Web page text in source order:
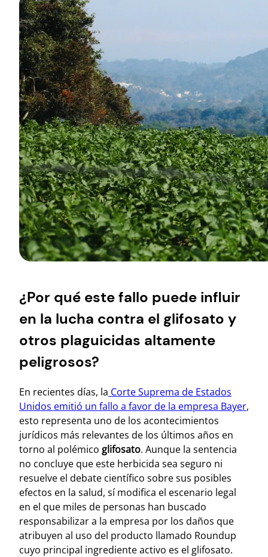
¿Por qué este fallo puede influir
en la lucha contra el glifosato y
otros plaguicidas altamente
peligrosos?
En recientes días, la Corte Suprema de Estados
Unidos emitió un fallo a favor de la empresa Bayer,
esto representa uno de los acontecimientos
jurídicos más relevantes de los últimos años en
torno al polémico glifosato. Aunque la sentencia
no concluye que este herbicida sea seguro ni
resuelve el debate científico sobre sus posibles
efectos en la salud, sí modifica el escenario legal
en el que miles de personas han buscado
responsabilizar a la empresa por los daños que
atribuyen al uso del producto llamado Roundup
cuyo principal ingrediente activo es el glifosato.